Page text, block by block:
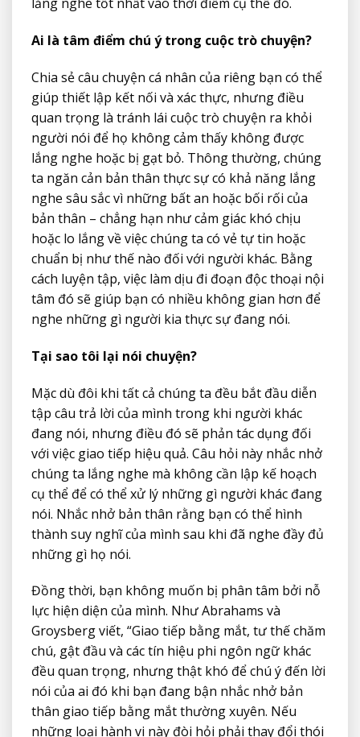
Ai là tâm điểm chú ý trong cuộc trò chuyện?
Chia sẻ câu chuyện cá nhân của riêng bạn có thể
giúp thiết lập kết nối và xác thực, nhưng điều
quan trọng là tránh lái cuộc trò chuyện ra khỏi
người nói để họ không cảm thấy không được
lắng nghe hoặc bị gạt bỏ. Thông thường, chúng
ta ngăn cản bản thân thực sự có khả năng lắng
nghe sâu sắc vì những bất an hoặc bối rối của
bản thân – chẳng hạn như cảm giác khó chịu
hoặc lo lắng về việc chúng ta có vẻ tự tin hoặc
chuẩn bị như thế nào đối với người khác. Bằng
cách luyện tập, việc làm dịu đi đoạn độc thoại nội
tâm đó sẽ giúp bạn có nhiều không gian hơn để
nghe những gì người kia thực sự đang nói.
Tại sao tôi lại nói chuyện?
Mặc dù đôi khi tất cả chúng ta đều bắt đầu diễn
tập câu trả lời của mình trong khi người khác
đang nói, nhưng điều đó sẽ phản tác dụng đối
với việc giao tiếp hiệu quả. Câu hỏi này nhắc nhở
chúng ta lắng nghe mà không cần lập kế hoạch
cụ thể để có thể xử lý những gì người khác đang
nói. Nhắc nhở bản thân rằng bạn có thể hình
thành suy nghĩ của mình sau khi đã nghe đầy đủ
những gì họ nói.
Đồng thời, bạn không muốn bị phân tâm bởi nỗ
lực hiện diện của mình. Như Abrahams và
Groysberg viết, “Giao tiếp bằng mắt, tư thế chăm
chú, gật đầu và các tín hiệu phi ngôn ngữ khác
đều quan trọng, nhưng thật khó để chú ý đến lời
nói của ai đó khi bạn đang bận nhắc nhở bản
thân giao tiếp bằng mắt thường xuyên. Nếu
những loại hành vi này đòi hỏi phải thay đổi thói